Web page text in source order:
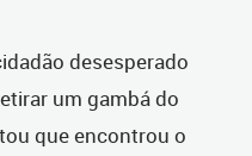
desesperado
um gambá do
que encontrou o